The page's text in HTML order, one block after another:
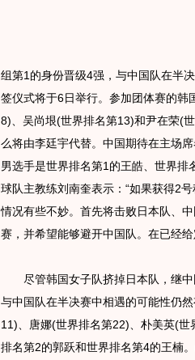
组第1的身份晋级4强，与中国队在半
签仪式将于6日举行。参加团体赛的韩
8)、吴尚垠(世界排名第13)和尹在荣(
么将由李廷宇代替。中国期待在主场
男选手是世界排名第1的王皓、世界
球队主教练刘南奎表示：“如果获得2
情况有些不妙。首先将击败日本队、
赛，并希望能够避开中国队。在已经
尽管韩国女子队挤掉日本队，继中
与中国队在半决赛中相遇的可能性仍
11)、唐娜(世界排名第22)、朴美英(世
排名第2的郭跃和世界排名第4的王楠